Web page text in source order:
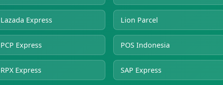
Lazada Express Lion Parcel
PCP Express POS Indonesia
RPX Express SAP Express